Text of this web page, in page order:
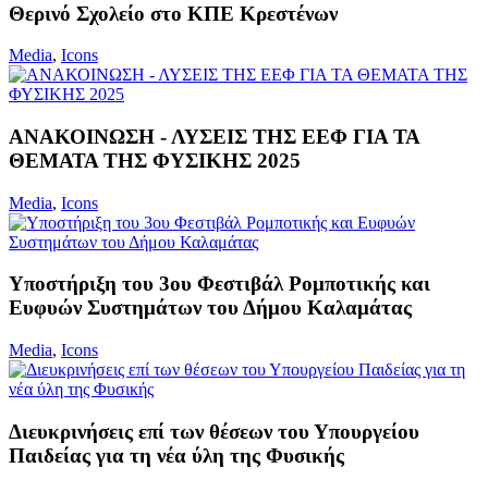
Θερινό Σχολείο στο ΚΠΕ Κρεστένων
Media, Icons
ΑΝΑΚΟΙΝΩΣΗ - ΛΥΣΕΙΣ ΤΗΣ ΕΕΦ ΓΙΑ ΤΑ
ΘΕΜΑΤΑ ΤΗΣ ΦΥΣΙΚΗΣ 2025
Media, Icons
Υποστήριξη του 3ου Φεστιβάλ Ρομποτικής και
Ευφυών Συστημάτων του Δήμου Καλαμάτας
Media, Icons
Διευκρινήσεις επί των θέσεων του Υπουργείου
Παιδείας για τη νέα ύλη της Φυσικής